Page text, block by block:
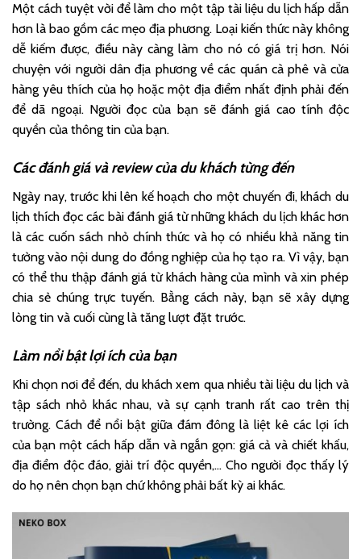
Một cách tuyệt vời để làm cho một tập tài liệu du lịch hấp dẫn
hơn là bao gồm các mẹo địa phương. Loại kiến ​​thức này không
dễ kiếm được, điều này càng làm cho nó có giá trị hơn. Nói
chuyện với người dân địa phương về các quán cà phê và cửa
hàng yêu thích của họ hoặc một địa điểm nhất định phải đến
để dã ngoại. Người đọc của bạn sẽ đánh giá cao tính độc
quyền của thông tin của bạn.
Các đánh giá và review của du khách từng đến
Ngày nay, trước khi lên kế hoạch cho một chuyến đi, khách du
lịch thích đọc các bài đánh giá từ những khách du lịch khác hơn
là các cuốn sách nhỏ chính thức và họ có nhiều khả năng tin
tưởng vào nội dung do đồng nghiệp của họ tạo ra. Vì vậy, bạn
có thể thu thập đánh giá từ khách hàng của mình và xin phép
chia sẻ chúng trực tuyến. Bằng cách này, bạn sẽ xây dựng
lòng tin và cuối cùng là tăng lượt đặt trước.
Làm nổi bật lợi ích của bạn
Khi chọn nơi để đến, du khách xem qua nhiều tài liệu du lịch và
tập sách nhỏ khác nhau, và sự cạnh tranh rất cao trên thị
trường. Cách để nổi bật giữa đám đông là liệt kê các lợi ích
của bạn một cách hấp dẫn và ngắn gọn: giá cả và chiết khấu,
địa điểm độc đáo, giải trí độc quyền,… Cho người đọc thấy lý
do họ nên chọn bạn chứ không phải bất kỳ ai khác.